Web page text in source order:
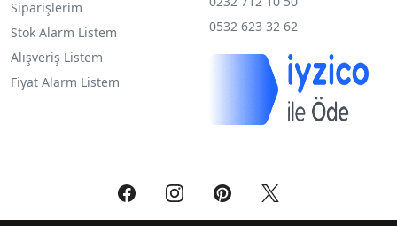
Siparişlerim
Stok Alarm Listem
Alışveriş Listem
Fiyat Alarm Listem
0532 623 32 62